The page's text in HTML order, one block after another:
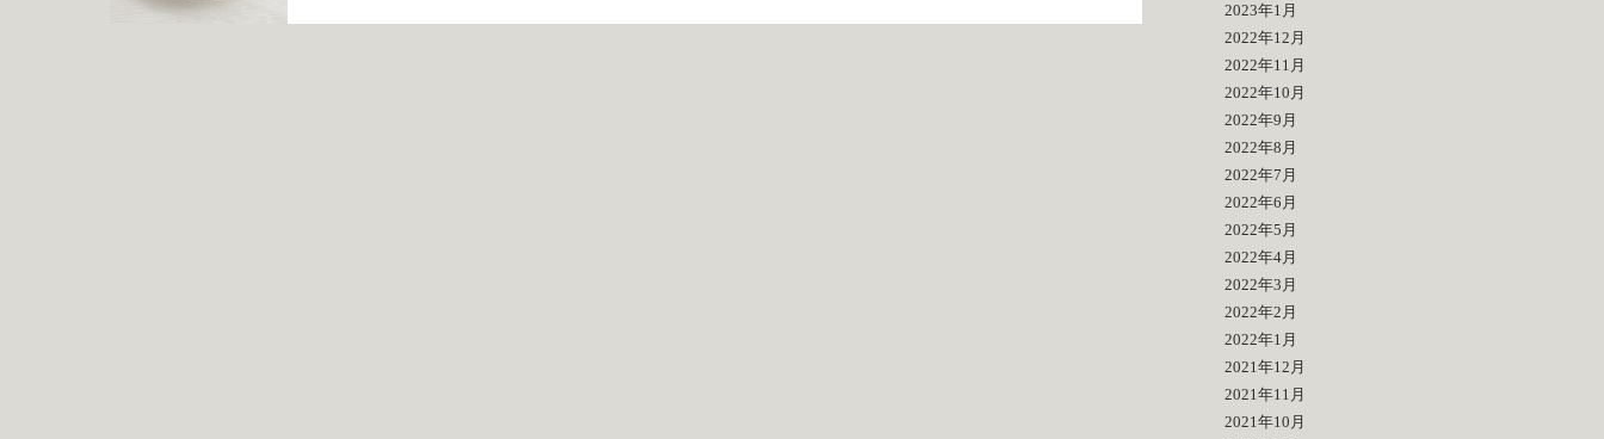
2023年1月
2022年12月
2022年11月
2022年10月
2022年9月
2022年8月
2022年7月
2022年6月
2022年5月
2022年4月
2022年3月
2022年2月
2022年1月
2021年12月
2021年11月
2021年10月